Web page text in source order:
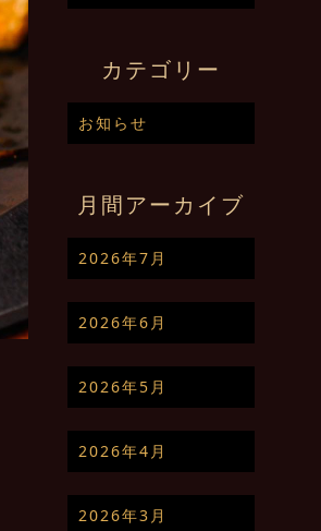
カテゴリー
お知らせ
月間アーカイブ
2026年7月
2026年6月
2026年5月
2026年4月
2026年3月